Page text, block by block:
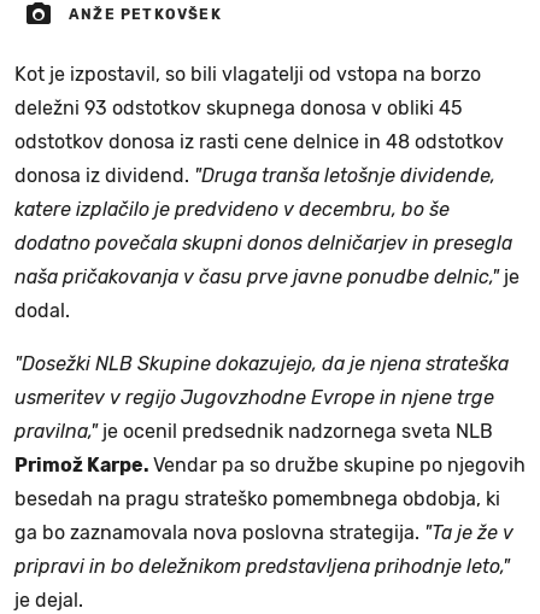
ANŽE PETKOVŠEK
Kot je izpostavil, so bili vlagatelji od vstopa na borzo
deležni 93 odstotkov skupnega donosa v obliki 45
odstotkov donosa iz rasti cene delnice in 48 odstotkov
donosa iz dividend. "Druga tranša letošnje dividende,
katere izplačilo je predvideno v decembru, bo še
dodatno povečala skupni donos delničarjev in presegla
naša pričakovanja v času prve javne ponudbe delnic,"je
dodal.
"Dosežki NLB Skupine dokazujejo, da je njena strateška
usmeritev v regijo Jugovzhodne Evrope in njene trge
pravilna," je ocenil predsednik nadzornega sveta NLB
Primož Karpe. Vendar pa so družbe skupine po njegovih
besedah na pragu strateško pomembnega obdobja, ki
ga bo zaznamovala nova poslovna strategija. "Ta je že v
pripravi in bo deležnikom predstavljena prihodnje leto,"
je dejal.